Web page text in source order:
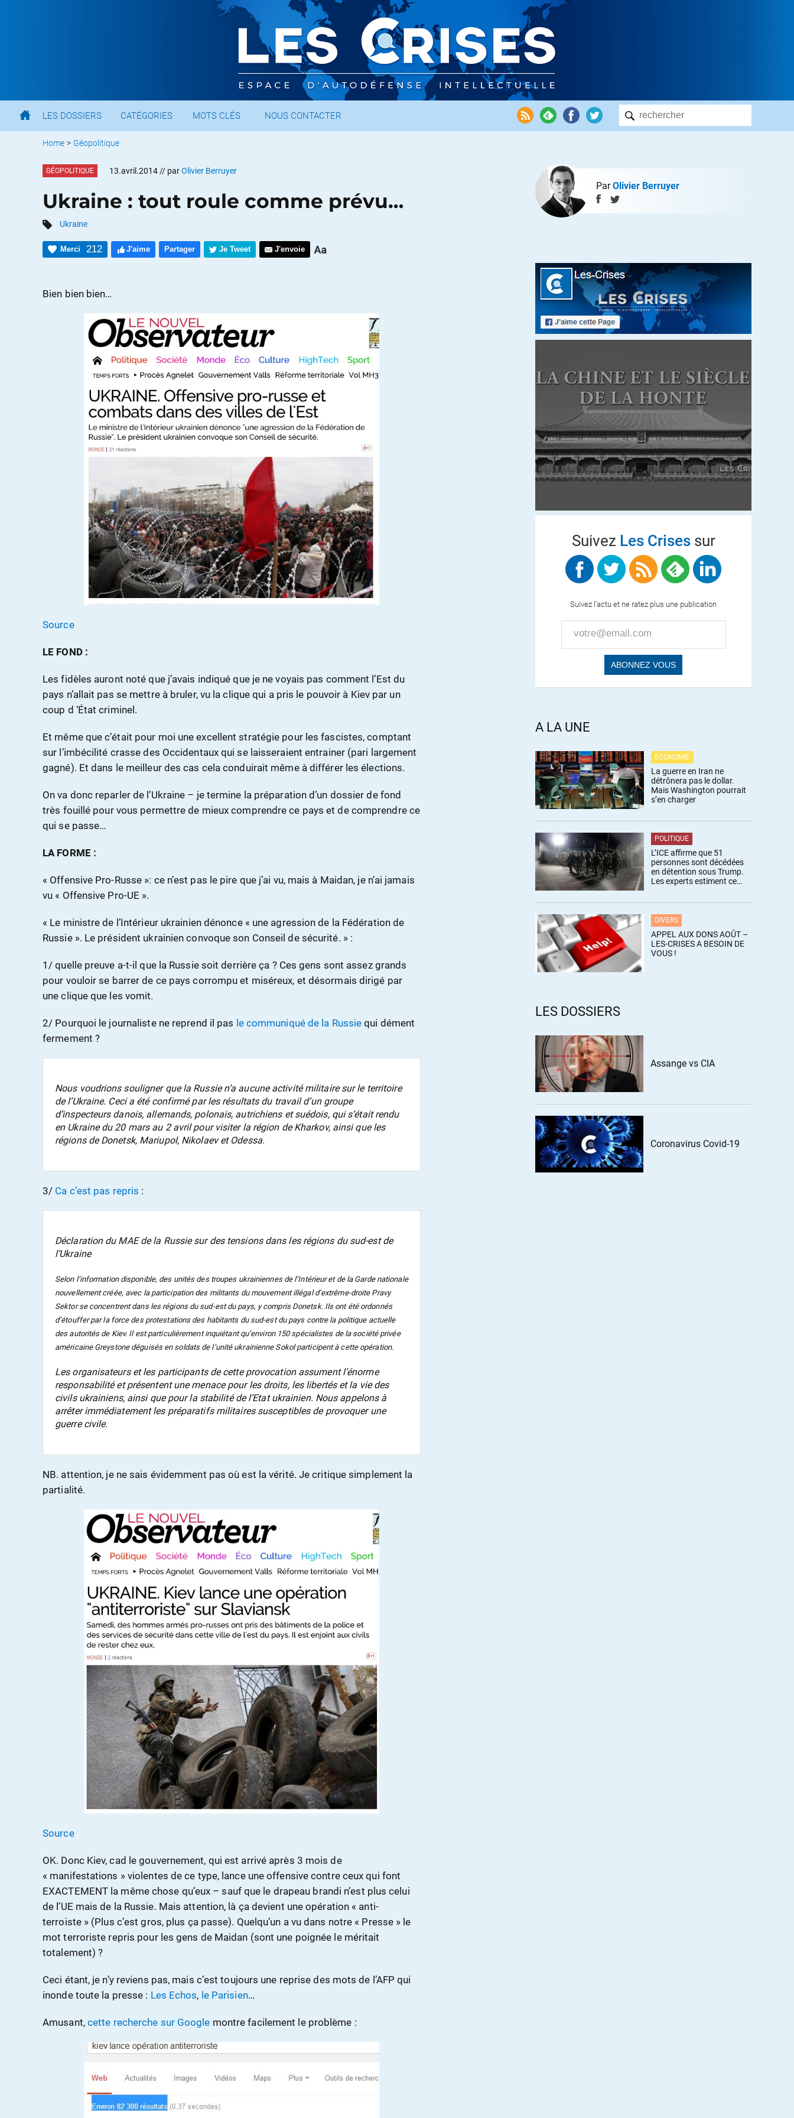
LES DOSSIERS CATÉGORIES MOTS CLÉS NOUS CONTACTER
Home > Géopolitique
GÉOPOLITIQUE 13.avril.2014 // parOlivier Berruyer
Ukraine : tout roule comme prévu…
Ukraine
Merci 212 J'aime Partager Je Tweet J'envoie
Bien bien bien…
Source
LE FOND :
Les fidèles auront noté que j’avais indiqué que je ne voyais pas comment l’Est du
pays n’allait pas se mettre à bruler, vu la clique qui a pris le pouvoir à Kiev par un
coup d ‘État criminel.
Et même que c’était pour moi une excellent stratégie pour les fascistes, comptant
sur l’imbécilité crasse des Occidentaux qui se laisseraient entrainer (pari largement
gagné). Et dans le meilleur des cas cela conduirait même à différer les élections.
On va donc reparler de l’Ukraine – je termine la préparation d’un dossier de fond
très fouillé pour vous permettre de mieux comprendre ce pays et de comprendre ce
qui se passe…
LA FORME :
« Offensive Pro-Russe »: ce n’est pas le pire que j’ai vu, mais à Maidan, je n’ai jamais
vu « Offensive Pro-UE ».
« Le ministre de l’Intérieur ukrainien dénonce « une agression de la Fédération de
Russie ». Le président ukrainien convoque son Conseil de sécurité. » :
1/ quelle preuve a-t-il que la Russie soit derrière ça ? Ces gens sont assez grands
pour vouloir se barrer de ce pays corrompu et miséreux, et désormais dirigé par
une clique que les vomit.
2/ Pourquoi le journaliste ne reprend il pas le communiqué de la Russie qui dément
fermement ?
Nous voudrions souligner que la Russie n’a aucune activité militaire sur le territoire
de l’Ukraine. Ceci a été confirmé par les résultats du travail d’un groupe
d’inspecteurs danois, allemands, polonais, autrichiens et suédois, qui s’était rendu
en Ukraine du 20 mars au 2 avril pour visiter la région de Kharkov, ainsi que les
régions de Donetsk, Mariupol, Nikolaev et Odessa.
3/ Ca c’est pas repris :
Déclaration du MAE de la Russie sur des tensions dans les régions du sud-est de
l’Ukraine
Selon l’information disponible, des unités des troupes ukrainiennes de l’Intérieur et de la Garde nationale
nouvellement créée, avec la participation des militants du mouvement illégal d’extrême-droite Pravy
Sektor se concentrent dans les régions du sud-est du pays, y compris Donetsk. Ils ont été ordonnés
d’étouffer par la force des protestations des habitants du sud-est du pays contre la politique actuelle
des autorités de Kiev. Il est particulièrement inquiétant qu’environ 150 spécialistes de la société privée
américaine Greystone déguisés en soldats de l’unité ukrainienne Sokol participent à cette opération.
Les organisateurs et les participants de cette provocation assument l’énorme
responsabilité et présentent une menace pour les droits, les libertés et la vie des
civils ukrainiens, ainsi que pour la stabilité de l’Etat ukrainien. Nous appelons à
arrêter immédiatement les préparatifs militaires susceptibles de provoquer une
guerre civile.
NB. attention, je ne sais évidemment pas où est la vérité. Je critique simplement la
partialité.
Source
OK. Donc Kiev, cad le gouvernement, qui est arrivé après 3 mois de
« manifestations » violentes de ce type, lance une offensive contre ceux qui font
EXACTEMENT la même chose qu’eux – sauf que le drapeau brandi n’est plus celui
de l’UE mais de la Russie. Mais attention, là ça devient une opération « anti-
terroiste » (Plus c’est gros, plus ça passe). Quelqu’un a vu dans notre « Presse » le
mot terroriste repris pour les gens de Maidan (sont une poignée le méritait
totalement) ?
Ceci étant, je n’y reviens pas, mais c’est toujours une reprise des mots de l’AFP qui
inonde toute la presse : Les Echos, le Parisien…
Amusant, cette recherche sur Google montre facilement le problème :
ParOlivier Berruyer
Suivez Les Crisessur
Suivez l'actu et ne ratez plus une publication
A LA UNE
ÉCONOMIE
La guerre en Iran ne
détrônera pas le dollar.
Mais Washington pourrait
s’en charger
POLITIQUE
L’ICE affirme que 51
personnes sont décédées
en détention sous Trump.
Les experts estiment ce
DIVERS
APPEL AUX DONS AOÛT –
LES-CRISES A BESOIN DE
VOUS !
LES DOSSIERS
Assange vs CIA
Coronavirus Covid-19